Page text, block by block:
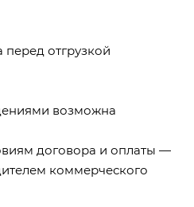
перед отгрузкой
возможна
договора и оплаты —
коммерческого